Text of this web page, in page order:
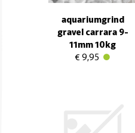
aquariumgrind
gravel carrara 9-
11mm 10kg
€ 9,95